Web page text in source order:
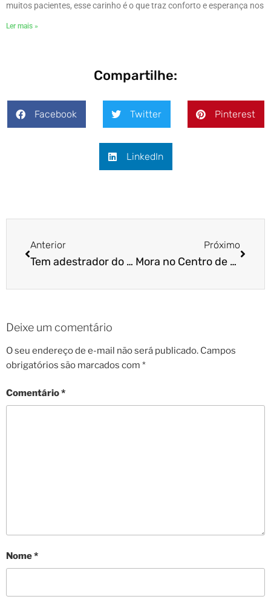
muitos pacientes, esse carinho é o que traz conforto e esperança nos
Ler mais »
Compartilhe:
Facebook Twitter Pinterest
LinkedIn
Anterior
Tem adestrador do Dr Pet no Brooklin!
Próximo
Mora no Centro de São Paulo? Tem adestrador do Dr Pet na região!
Deixe um comentário
O seu endereço de e-mail não será publicado. Campos
obrigatórios são marcados com *
Comentário*
Nome*